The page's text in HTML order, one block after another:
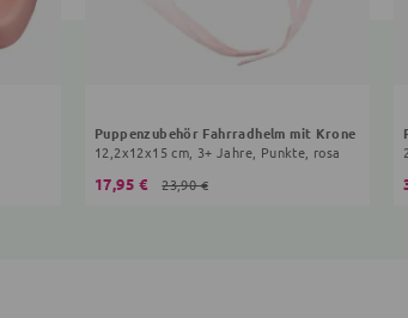
Puppenzubehör Fahrradhelm mit Krone
12,2x12x15 cm, 3+ Jahre, Punkte, rosa
17,95 € 23,90 €